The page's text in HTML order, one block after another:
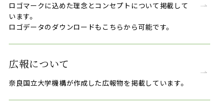
ロゴマークに込めた理念とコンセプトについて掲載して
います。
ロゴデータのダウンロードもこちらから可能です。
広報について
奈良国立大学機構が作成した広報物を掲載しています。